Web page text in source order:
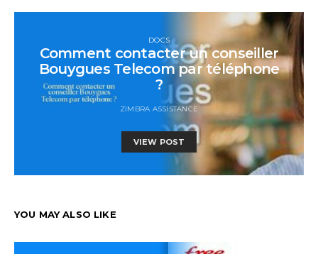
DOCS
Comment contacter un conseiller
Bouygues Telecom par téléphone
?
ZIMBRA ASSISTANCE
VIEW POST
YOU MAY ALSO LIKE